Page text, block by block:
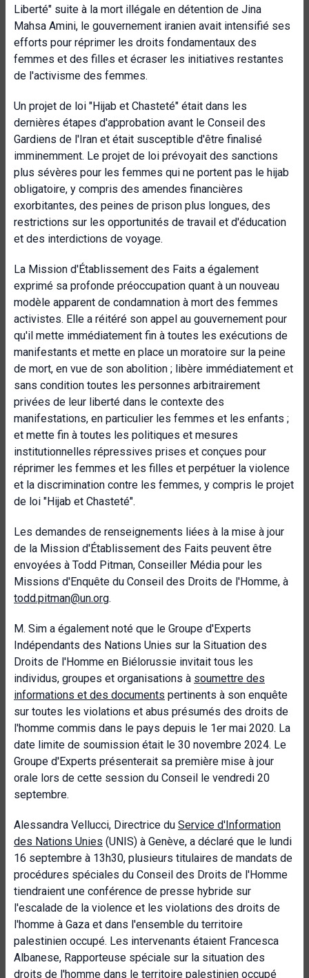
Liberté" suite à la mort illégale en détention de Jina
Mahsa Amini, le gouvernement iranien avait intensifié ses
efforts pour réprimer les droits fondamentaux des
femmes et des filles et écraser les initiatives restantes
de l'activisme des femmes.
Un projet de loi "Hijab et Chasteté" était dans les
dernières étapes d'approbation avant le Conseil des
Gardiens de l'Iran et était susceptible d'être finalisé
imminemment. Le projet de loi prévoyait des sanctions
plus sévères pour les femmes qui ne portent pas le hijab
obligatoire, y compris des amendes financières
exorbitantes, des peines de prison plus longues, des
restrictions sur les opportunités de travail et d'éducation
et des interdictions de voyage.
La Mission d'Établissement des Faits a également
exprimé sa profonde préoccupation quant à un nouveau
modèle apparent de condamnation à mort des femmes
activistes. Elle a réitéré son appel au gouvernement pour
qu'il mette immédiatement fin à toutes les exécutions de
manifestants et mette en place un moratoire sur la peine
de mort, en vue de son abolition ; libère immédiatement et
sans condition toutes les personnes arbitrairement
privées de leur liberté dans le contexte des
manifestations, en particulier les femmes et les enfants ;
et mette fin à toutes les politiques et mesures
institutionnelles répressives prises et conçues pour
réprimer les femmes et les filles et perpétuer la violence
et la discrimination contre les femmes, y compris le projet
de loi "Hijab et Chasteté".
Les demandes de renseignements liées à la mise à jour
de la Mission d'Établissement des Faits peuvent être
envoyées à Todd Pitman, Conseiller Média pour les
Missions d'Enquête du Conseil des Droits de l'Homme, à
todd.pitman@un.org.
M. Sim a également noté que le Groupe d'Experts
Indépendants des Nations Unies sur la Situation des
Droits de l'Homme en Biélorussie invitait tous les
individus, groupes et organisations à soumettre des
informations et des documents pertinents à son enquête
sur toutes les violations et abus présumés des droits de
l'homme commis dans le pays depuis le 1er mai 2020. La
date limite de soumission était le 30 novembre 2024. Le
Groupe d'Experts présenterait sa première mise à jour
orale lors de cette session du Conseil le vendredi 20
septembre.
Alessandra Vellucci, Directrice du Service d'Information
des Nations Unies (UNIS) à Genève, a déclaré que le lundi
16 septembre à 13h30, plusieurs titulaires de mandats de
procédures spéciales du Conseil des Droits de l'Homme
tiendraient une conférence de presse hybride sur
l'escalade de la violence et les violations des droits de
l'homme à Gaza et dans l'ensemble du territoire
palestinien occupé. Les intervenants étaient Francesca
Albanese, Rapporteuse spéciale sur la situation des
droits de l'homme dans le territoire palestinien occupé